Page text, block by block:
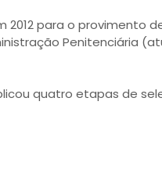
2012 para o provimento
Penitenciária
quatro etapas de